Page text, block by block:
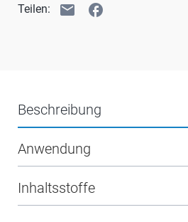
Teilen: email facebook
Beschreibung
Anwendung
Inhaltsstoffe